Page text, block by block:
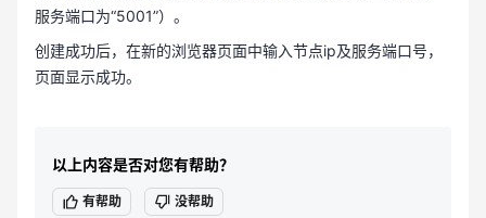
服务端口为“5001”）。
创建成功后，在新的浏览器页面中输入节点ip及服务端口号，
页面显示成功。
以上内容是否对您有帮助？
有帮助 没帮助